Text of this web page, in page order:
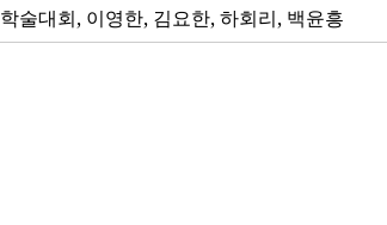
술대회, 이영한, 김요한, 하회리, 백윤흥